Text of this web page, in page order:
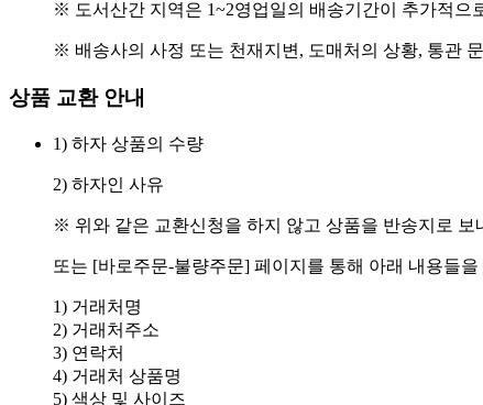
※ 도서산간 지역은 1~2영업일의 배송기간이 추가적으
※ 배송사의 사정 또는 천재지변, 도매처의 상황, 통관
상품 교환 안내
1) 하자 상품의 수량
2) 하자인 사유
※ 위와 같은 교환신청을 하지 않고 상품을 반송지로
또는 [바로주문-불량주문] 페이지를 통해 아래 내용들
1) 거래처명
2) 거래처주소
3) 연락처
4) 거래처 상품명
5) 색상 및 사이즈